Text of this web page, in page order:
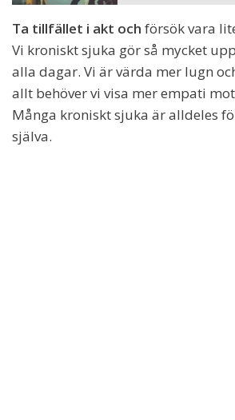
Ta tillfället i akt och försök vara
Vi kroniskt sjuka gör så mycket
alla dagar. Vi är värda mer lugn
allt behöver vi visa mer empati
Många kroniskt sjuka är alldeles
själva.